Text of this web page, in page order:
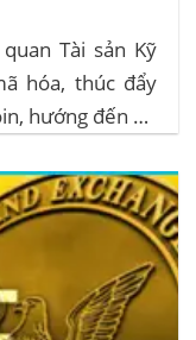
Tài sản Kỹ
hóa, thúc đẩy
hướng đến hệ